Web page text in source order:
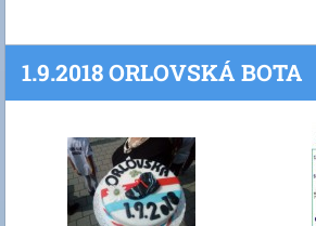
1.9.2018 ORLOVSKÁ BOTA